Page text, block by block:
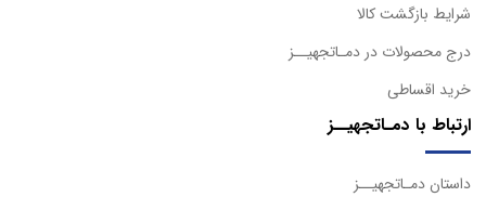
شرایط بازگشت کالا
درج محصولات در دمـاتجهیــز
خرید اقساطی
ارتباط با دمـاتجهیــز
داستان دمـاتجهیــز